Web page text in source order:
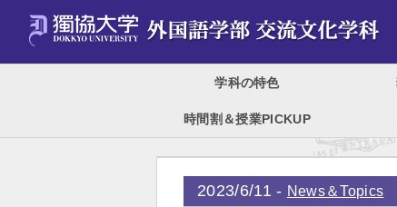
学科の特色
時間割＆授業PICKUP
2023/6/11 - News＆Topics